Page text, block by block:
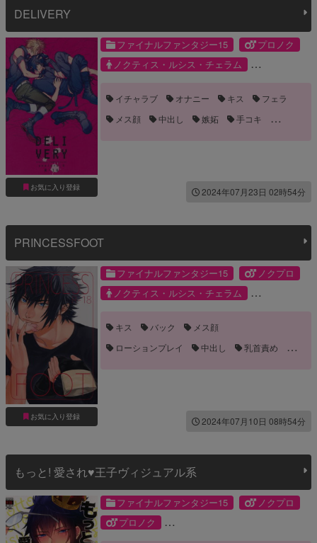
DELIVERY
お気に入り登録
ファイナルファンタジー15
プロノク
ノクティス・ルシス・チェラム
イチャラブ オナニー キス
フェラ
メス顔
中出し 嫉妬
手コキ
2024年07月23日 02時54分
PRINCESSFOOT
お気に入り登録
ファイナルファンタジー15
ノクプロ
ノクティス・ルシス・チェラム
キス バック
メス顔
ローションプレイ
中出し
乳首責め
2024年07月10日 08時54分
もっと! 愛され♥王子ヴィジュアル系
ファイナルファンタジー15
ノクプロ
プロノク